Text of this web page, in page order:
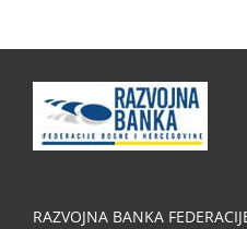
RAZVOJNA BANKA